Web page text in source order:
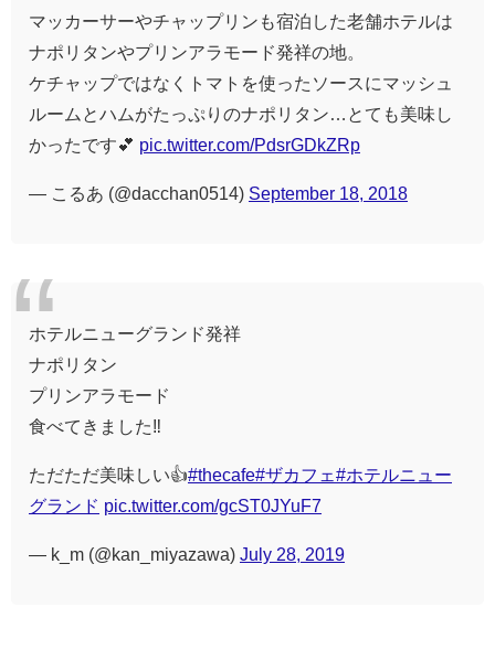
マッカーサーやチャップリンも宿泊した老舗ホテルは
ナポリタンやプリンアラモード発祥の地。
ケチャップではなくトマトを使ったソースにマッシュ
ルームとハムがたっぷりのナポリタン…とても美味し
かったです💕 pic.twitter.com/PdsrGDkZRp
— こるあ (@dacchan0514) September 18, 2018
ホテルニューグランド発祥
ナポリタン
プリンアラモード
食べてきました‼️
ただただ美味しい👍#thecafe#ザカフェ#ホテルニュー
グランド pic.twitter.com/gcST0JYuF7
— k_m (@kan_miyazawa) July 28, 2019